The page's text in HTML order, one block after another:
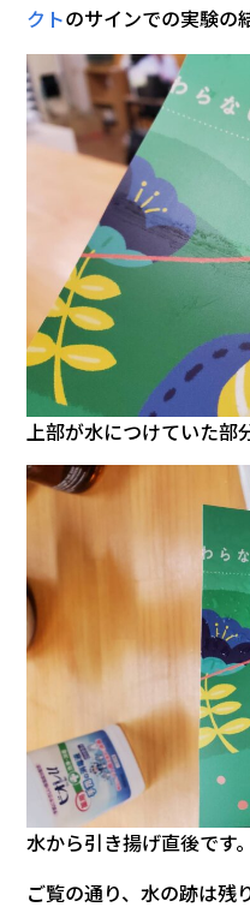
クトのサインでの実験の
上部が水につけていた部
水から引き揚げ直後です。
ご覧の通り、水の跡は残